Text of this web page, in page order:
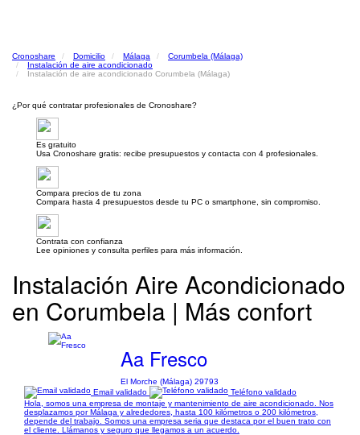
Cronoshare Domicilio Málaga
Corumbela (Málaga)
Instalación de aire acondicionado
Instalación de aire acondicionado Corumbela (Málaga)
¿Por qué contratar profesionales de Cronoshare?
Es gratuito
Usa Cronoshare gratis: recibe presupuestos y contacta con 4 profesionales.
Compara precios de tu zona
Compara hasta 4 presupuestos desde tu PC o smartphone, sin compromiso.
Contrata con confianza
Lee opiniones y consulta perfiles para más información.
Instalación Aire Acondicionado
en Corumbela | Más confort
Aa Fresco
El Morche (Málaga) 29793
Email validado
Teléfono validado
Hola, somos una empresa de montaje y mantenimiento de aire acondicionado. Nos
desplazamos por Málaga y alrededores, hasta 100 kilómetros o 200 kilómetros,
depende del trabajo. Somos una empresa seria que destaca por el buen trato con
el cliente. Llámanos y seguro que llegamos a un acuerdo.